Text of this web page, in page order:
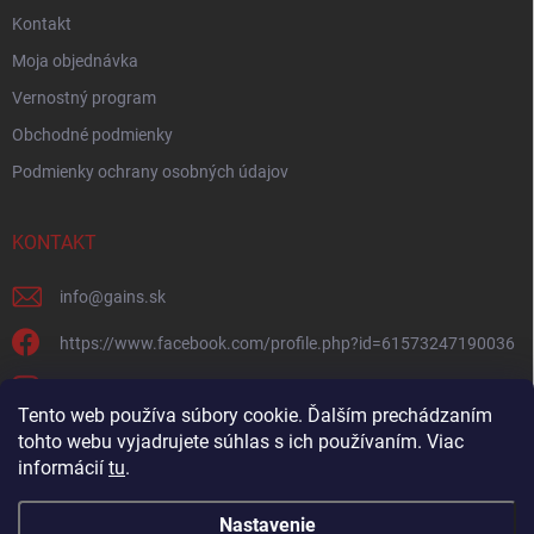
Tento web používa súbory cookie. Ďalším prechádzaním
tohto webu vyjadrujete súhlas s ich používaním. Viac
informácií tu.
Nastavenie
Kontakt
Moja objednávka
Vernostný program
Obchodné podmienky
Podmienky ochrany osobných údajov
KONTAKT
info@gains.sk
https://www.facebook.com/profile.php?id=61573247190036